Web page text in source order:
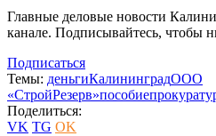
Главные деловые новости
канале. Подписывайтесь, чтобы
Подписаться
Темы: деньгиКалининградООО
«СтройРезерв»пособие
Поделиться:
VK TG OK